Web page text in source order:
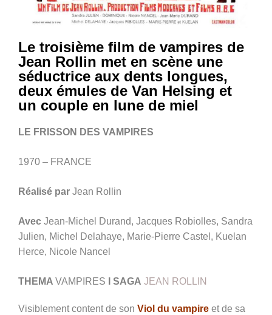
Le troisième film de vampires de
Jean Rollin met en scène une
séductrice aux dents longues,
deux émules de Van Helsing et
un couple en lune de miel
LE FRISSON DES VAMPIRES
1970 – FRANCE
Réalisé par Jean Rollin
Avec Jean-Michel Durand, Jacques Robiolles, Sandra
Julien, Michel Delahaye, Marie-Pierre Castel, Kuelan
Herce, Nicole Nancel
THEMA VAMPIRES I SAGA JEAN ROLLIN
Visiblement content de son Viol du vampire et de sa